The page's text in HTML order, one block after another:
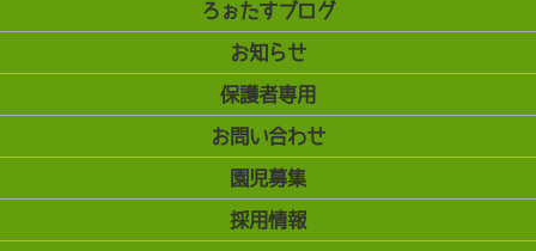
ろぉたすブログ
お知らせ
保護者専用
お問い合わせ
園児募集
採用情報